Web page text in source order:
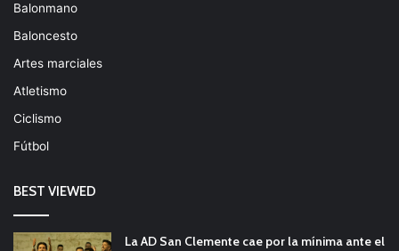
Balonmano
Baloncesto
Artes marciales
Atletismo
Ciclismo
Fútbol
BEST VIEWED
La AD San Clemente cae por la mínima ante el